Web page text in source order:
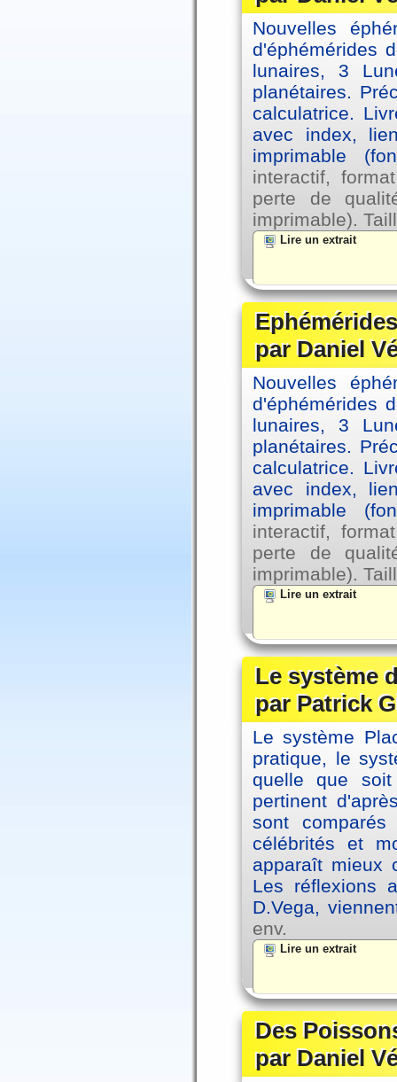
Nouvelles
d'éphémérides
lunaires, 3
planétaires.
calculatrice.
avec index,
imprimable
interactif,
perte de
imprimable).
Lire un extrait
par Daniel
Nouvelles
d'éphémérides
lunaires, 3
planétaires.
calculatrice.
avec index,
imprimable
interactif,
perte de
imprimable).
Lire un extrait
Le système
par Patrick
Le système
pratique, le
quelle que
pertinent
sont
célébrités et
apparaît mieux
Les réflexions
D.Vega,
env.
Lire un extrait
Des
par Daniel